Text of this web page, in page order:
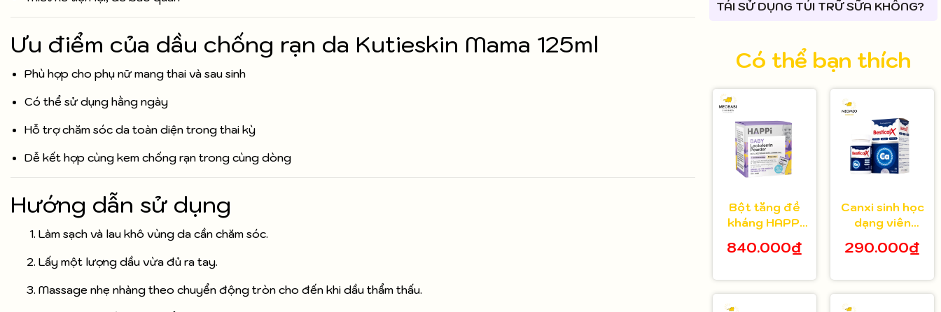
Ưu điểm của dầu chống rạn da Kutieskin Mama 125ml
Phù hợp cho phụ nữ mang thai và sau sinh
Có thể sử dụng hằng ngày
Hỗ trợ chăm sóc da toàn diện trong thai kỳ
Dễ kết hợp cùng kem chống rạn trong cùng dòng
Hướng dẫn sử dụng
Làm sạch và lau khô vùng da cần chăm sóc.
Lấy một lượng dầu vừa đủ ra tay.
Massage nhẹ nhàng theo chuyển động tròn cho đến khi dầu thẩm thấu.
TÁI SỬ DỤNG TÚI TRỮ SỮA KHÔNG?
Có thể bạn thích
Bột tăng đề
kháng HAPPi
Baby Úc cho
tuổi
840.000₫
Canxi sinh học
dạng viên
bé từ 8 tuổi 30
290.000₫